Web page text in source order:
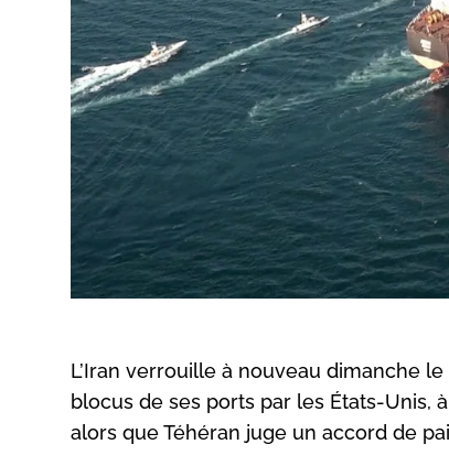
L’Iran verrouille à nouveau dimanche
blocus de ses ports par les États-Unis,
alors que Téhéran juge un accord de